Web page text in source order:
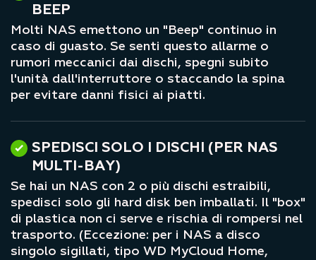
BEEP
Molti NAS emettono un "Beep" continuo in
caso di guasto. Se senti questo allarme o
rumori meccanici dai dischi, spegni subito
l'unità dall'interruttore o staccando la spina
per evitare danni fisici ai piatti.
SPEDISCI SOLO I DISCHI (PER NAS
MULTI-BAY)
Se hai un NAS con 2 o più dischi estraibili,
spedisci solo gli hard disk ben imballati. Il "box"
di plastica non ci serve e rischia di rompersi nel
trasporto. (Eccezione: per i NAS a disco
singolo sigillati, tipo WD MyCloud Home,